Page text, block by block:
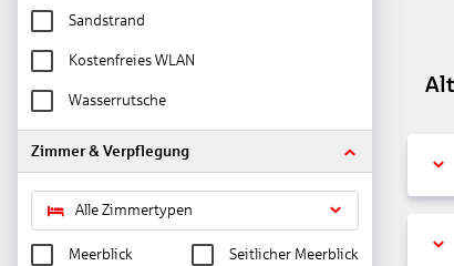
Sandstrand
Kostenfreies WLAN
Wasserrutsche
Zimmer & Verpflegung
Alle Zimmertypen
Meerblick Seitlicher Meerblick